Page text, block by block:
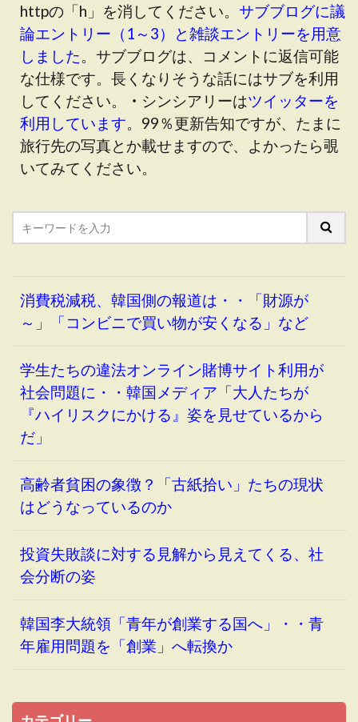
httpの「h」を消してください。 サブブログに議
論エントリー（1～3）と雑談エントリーを用意
しました。サブブログは、コメントに返信可能
な仕様です。長くなりそうな話にはサブを利用
してください。
・ シンシアリーはツイッターを
利用しています。99％更新告知ですが、たまに
旅行先の写真とか載せますので、よかったら覗
いてみてください。
消費税減税、韓国側の報道は・・「財源が
～」「コンビニで買い物が安くなる」など
学生たちの違法オンライン賭博サイト利用が
社会問題に・・韓国メディア「大人たちが
『ハイリスクにかける』姿を見せているから
だ」
高齢者貧困の象徴？「古紙拾い」たちの現状
はどうなっているのか
投資失敗談に対する見解から見えてくる、社
会分断の姿
韓国李大統領「青年が創業する国へ」・・青
年雇用問題を「創業」へ転換か